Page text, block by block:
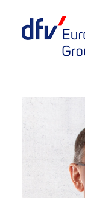
Tickets 29th
Partner werden